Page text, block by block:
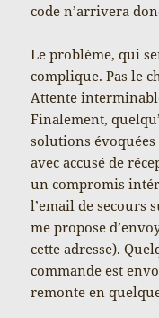
code n’arrivera
Le problème, qui
complique. Pas le
Attente
Finalement,
solutions
avec accusé de
un compromis
l’email de secours
me propose
cette adresse).
commande est
remonte en